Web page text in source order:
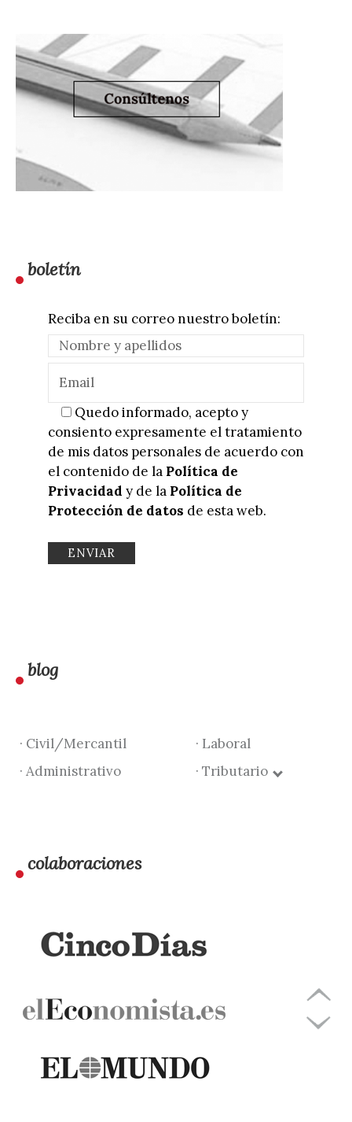
boletín
Reciba en su correo nuestro boletín:
Quedo informado, acepto y
consiento expresamente el tratamiento
de mis datos personales de acuerdo con
el contenido de la Política de
Privacidad y de la Política de
Protección de datos de esta web.
blog
· Civil/Mercantil
· Laboral
· Administrativo
· Tributario
colaboraciones